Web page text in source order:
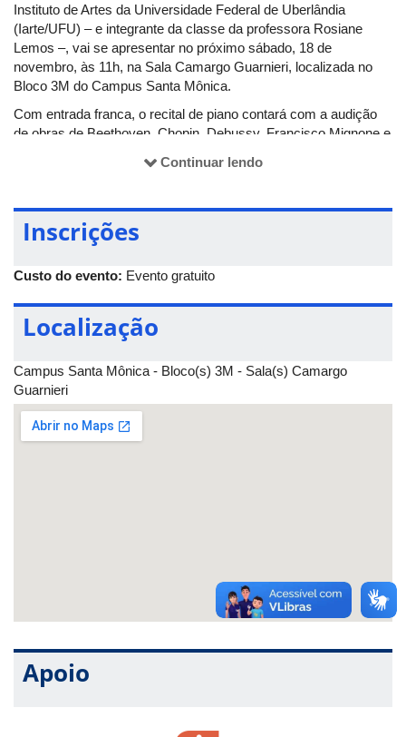
Instituto de Artes da Universidade Federal de Uberlândia
(Iarte/UFU) – e integrante da classe da professora Rosiane
Lemos –, vai se apresentar no próximo sábado, 18 de
novembro, às 11h, na Sala Camargo Guarnieri, localizada no
Bloco 3M do Campus Santa Mônica.
Com entrada franca, o recital de piano contará com a audição
de obras de Beethoven, Chopin, Debussy, Francisco Mignone e
Continuar lendo
Inscrições
Custo do evento: Evento gratuito
Localização
Campus Santa Mônica - Bloco(s) 3M - Sala(s) Camargo
Guarnieri
Apoio